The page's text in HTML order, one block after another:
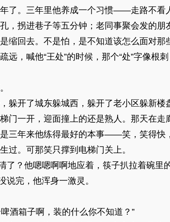
了。三年里他养成一个习惯——走路不看
，拐进巷子等五分钟；老同事聚会发的朋
缩回去。不是怕，是不知道该怎么面对那
远，喊他“王处”的时候，那个“处”字像根
躲开了城东躲城西，躲开了老小区躲新楼
门一开，迎面撞上的还是熟人。那天在走
三年来他练得最好的本事——笑，笑得快
过。可那笑只撑到电梯门关上。
了？他嗯嗯啊啊地应着，筷子扒拉着碗里
完，他浑身一激灵。
酒箱子啊，装的什么你不知道？”